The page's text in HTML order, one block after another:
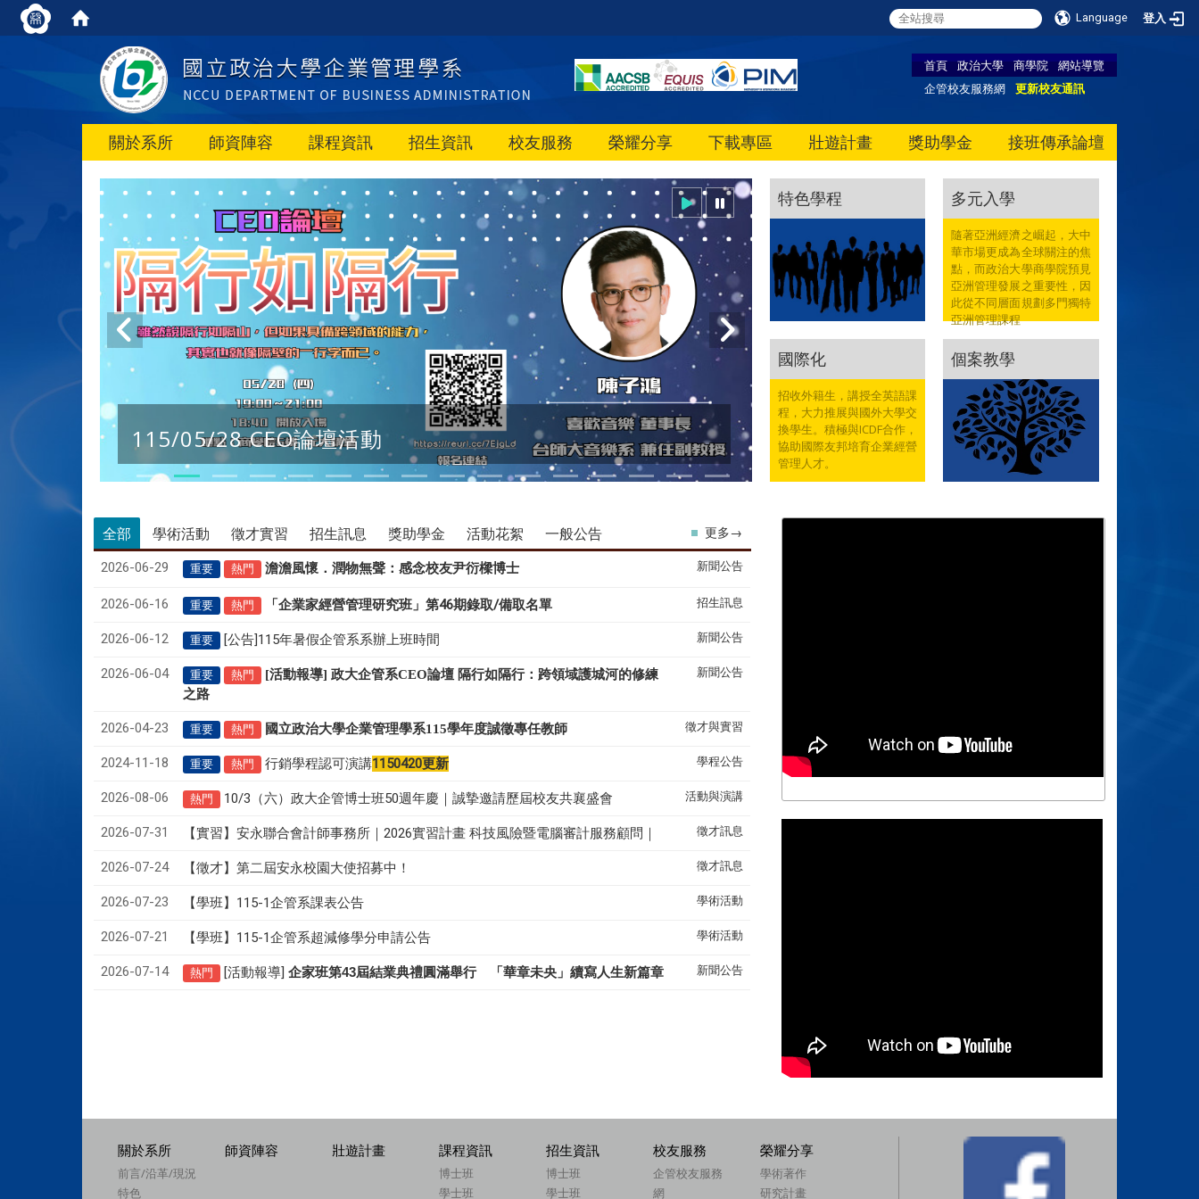
Language 登入
首頁 政治大學 商學院
網站導覽
企管校友服務網
更新校友通訊
關於系所 師資陣容 課程資訊 招生資訊 校友服務 榮耀分享 下載專區 壯遊計畫 獎助學金 接班傳承論壇
115/05/28 CEO論壇活動
特色學程 多元入學
隨著亞洲經濟之崛起，大中
華市場更成為全球關注的焦
點，而政治大學商學院預見
亞洲管理發展之重要性，因
此從不同層面規劃多門獨特
亞洲管理課程
國際化
招收外籍生，講授全英語課
程，大力推展與國外大學交
換學生。積極與ICDF合作，
協助國際友邦培育企業經營
管理人才。
個案教學
全部 學術活動 徵才實習 招生訊息 獎助學金 活動花絮 一般公告
2026-06-29 重要 熱門 澹澹風懷．潤物無聲： 感念校友尹衍樑博士 新聞公告
2026-06-16 重要 熱門 「企業家經營管理研究班」第46期錄取/備取名單 招生訊息
2026-06-12 重要 [公告]115年暑假企管系系辦上班時間 新聞公告
2026-06-04 重要 熱門
[活動報導] 政大企管系CEO論壇 隔行如隔行：跨領域護城河的修練
之路
新聞公告
2026-04-23 重要 熱門 國立政治大學企業管理學系115學年度誠徵專任教師 徵才與實習
2024-11-18 重要 熱門 行銷學程認可演講1150420更新 學程公告
2026-08-06 熱門 10/3（六）政大企管博士班50週年慶｜誠摯邀請歷屆校友共襄盛會 活動與演講
2026-07-31 【實習】安永聯合會計師事務所｜2026實習計畫 科技風險暨電腦審計服務顧問｜ 徵才訊息
2026-07-24 【徵才】第二屆安永校園大使招募中！ 徵才訊息
2026-07-23 【學班】115-1企管系課表公告 學術活動
2026-07-21 【學班】115-1企管系超減修學分申請公告 學術活動
2026-07-14 熱門 [活動報導]企家班第43屆結業典禮圓滿舉行 「華章未央」續寫人生新篇章 新聞公告
更多→
關於系所
前言/沿革/現況
特色
師資陣容 壯遊計畫 課程資訊
博士班
學士班
招生資訊
博士班
學士班
校友服務
企管校友服務
網
榮耀分享
學術著作
研究計畫